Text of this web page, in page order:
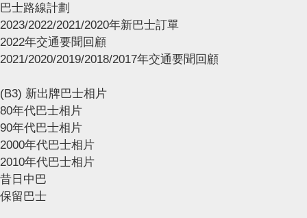
巴士路線計劃
2023/2022/2021/2020年新巴士訂單
2022年交通要聞回顧
2021/2020/2019/2018/2017年交通要聞回顧
(B3) 新出牌巴士相片
80年代巴士相片
90年代巴士相片
2000年代巴士相片
2010年代巴士相片
昔日中巴
保留巴士